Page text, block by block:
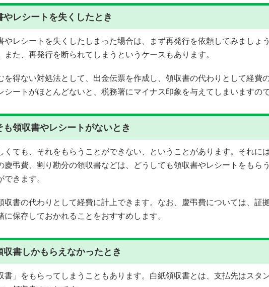
レシートを失くしたとき
やレシートを失くしたしまった場合は、まず再発行を依頼してみましょ
た、再発行を断られてしまうというケースもあります。
を得ない対処法として、出金伝票を作成し、領収書の代わりとして経費
シートがほとんどないと、税務署にマイナス印象を与えてしまいますの
領収書やレシートがないとき
くても、それをもらうことができない、ということがあります。それに
慶弔費、割り勘分の領収書などは、どうしても領収書やレシートをもら
きます。
収書の代わりとして経費に計上できます。なお、慶弔費については、証
保存しておかれることをおすすめします。
書しかもらえなかったとき
書」をもらってしまうこともあります。白紙領収書とは、支払先はスタ